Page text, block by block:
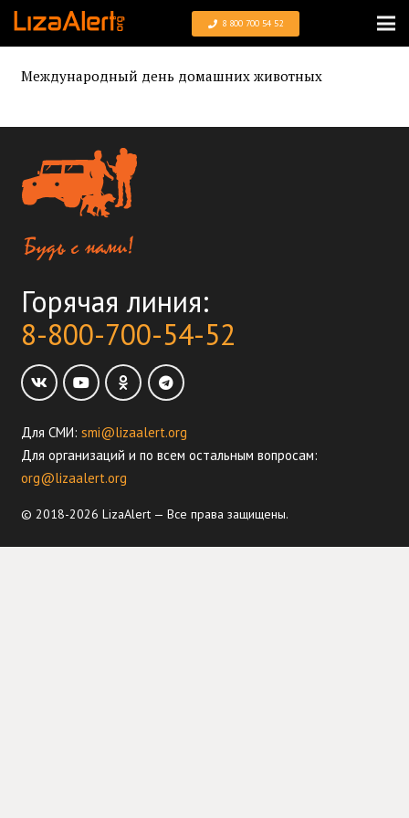
8 800 700 54 52
Международный день домашних животных
Горячая линия:
8-800-700-54-52
Для СМИ: smi@lizaalert.org
Для организаций и по всем остальным вопросам:
org@lizaalert.org
© 2018-2026 LizaAlert — Все права защищены.